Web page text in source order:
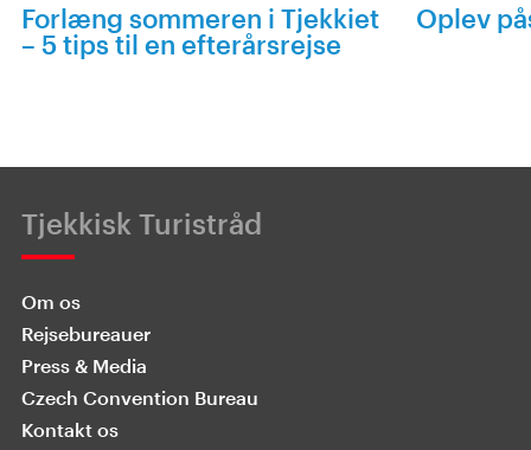
Forlæng sommeren i Tjekkiet
– 5 tips til en efterårsrejse
Oplev
Tjekkisk Turistråd
Om os
Rejsebureauer
Press & Media
Czech Convention Bureau
Kontakt os